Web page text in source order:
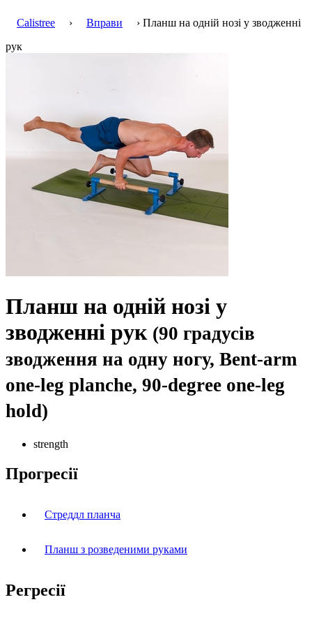
Calistree › Вправи
› Планш на одній нозі у зводженні
рук
Планш на одній нозі у
зводженні рук (90 градусів
зводження на одну ногу, Bent-arm
one-leg planche, 90-degree one-leg
hold)
strength
Прогресії
Стреддл планча
Планш з розведеними руками
Регресії